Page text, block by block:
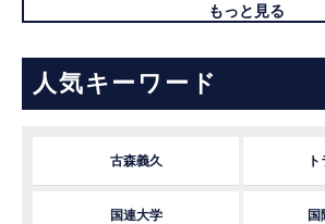
もっと見る
人気キーワード
古森義久
国連大学 国